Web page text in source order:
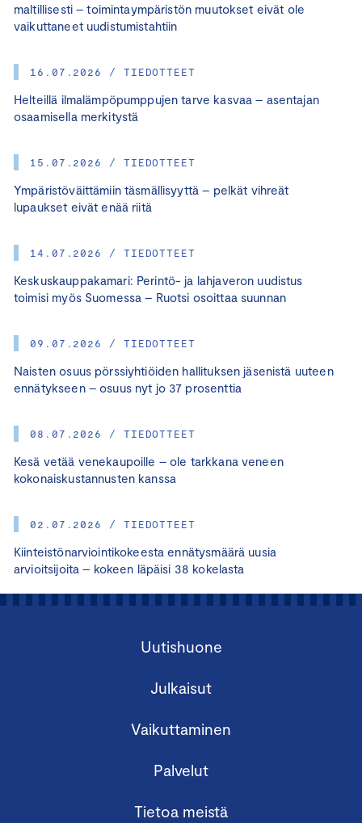
maltillisesti – toimintaympäristön muutokset eivät ole
vaikuttaneet uudistumistahtiin
16.07.2026 / TIEDOTTEET
Helteillä ilmalämpöpumppujen tarve kasvaa – asentajan
osaamisella merkitystä
15.07.2026 / TIEDOTTEET
Ympäristöväittämiin täsmällisyyttä – pelkät vihreät
lupaukset eivät enää riitä
14.07.2026 / TIEDOTTEET
Keskuskauppakamari: Perintö- ja lahjaveron uudistus
toimisi myös Suomessa – Ruotsi osoittaa suunnan
09.07.2026 / TIEDOTTEET
Naisten osuus pörssiyhtiöiden hallituksen jäsenistä uuteen
ennätykseen – osuus nyt jo 37 prosenttia
08.07.2026 / TIEDOTTEET
Kesä vetää venekaupoille – ole tarkkana veneen
kokonaiskustannusten kanssa
02.07.2026 / TIEDOTTEET
Kiinteistönarviointikokeesta ennätysmäärä uusia
arvioitsijoita – kokeen läpäisi 38 kokelasta
Uutishuone
Julkaisut
Vaikuttaminen
Palvelut
Tietoa meistä